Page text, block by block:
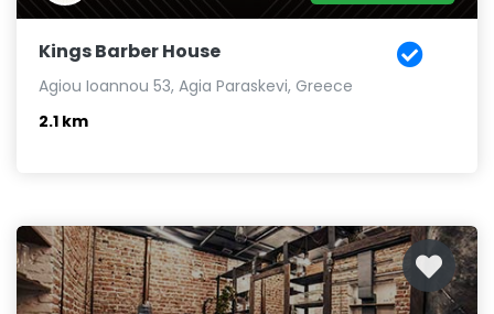
Kings Barber House
Agiou Ioannou 53, Agia Paraskevi, Greece
2.1 km